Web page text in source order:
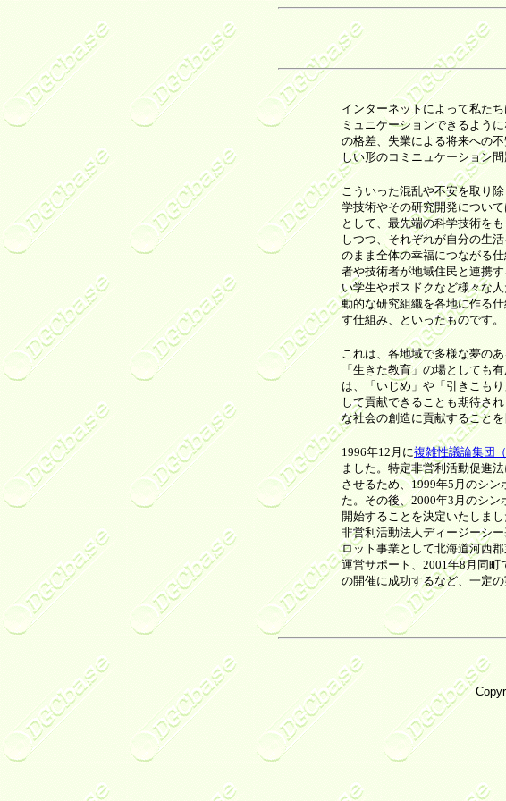
インターネットによって私た
ミュニケーションできるよう
の格差、失業による将来への
しい形のコミニュケーション
こういった混乱や不安を取り
学技術やその研究開発につい
として、最先端の科学技術を
しつつ、それぞれが自分の生
のまま全体の幸福につながる
者や技術者が地域住民と連携
い学生やポスドクなど様々な
動的な研究組織を各地に作る
す仕組み、といったものです。
これは、各地域で多様な夢の
「生きた教育」の場としても
は、「いじめ」や「引きこも
して貢献できることも期待さ
な社会の創造に貢献することを
1996年12月に複雑性議論集団（
ました。特定非営利活動促進
させるため、1999年5月のシ
た。その後、2000年3月のシン
開始することを決定いたしま
非営利活動法人ディージーシ
ロット事業として北海道河西
運営サポート、2001年8月同
の開催に成功するなど、一定